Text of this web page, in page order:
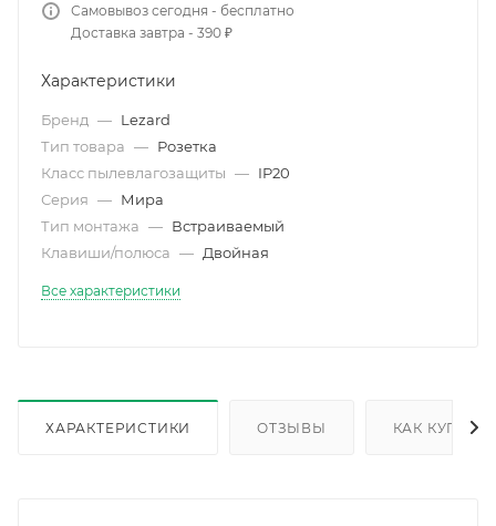
Самовывоз сегодня - бесплатно
Доставка завтра - 390 ₽
Характеристики
Бренд — Lezard
Тип товара — Розетка
Класс пылевлагозащиты — IP20
Серия — Мира
Тип монтажа — Встраиваемый
Клавиши/полюса — Двойная
Все характеристики
ХАРАКТЕРИСТИКИ ОТЗЫВЫ КАК КУПИТЬ